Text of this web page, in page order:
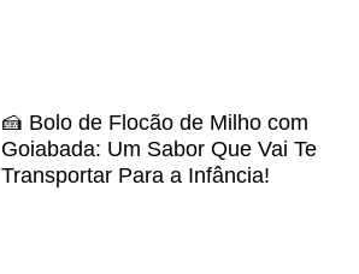
🍰 Bolo de Flocão de Milho com
Goiabada: Um Sabor Que Vai Te
Transportar Para a Infância!